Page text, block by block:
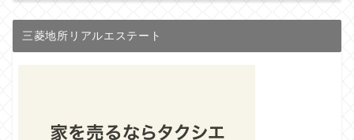
三菱地所リアルエステート